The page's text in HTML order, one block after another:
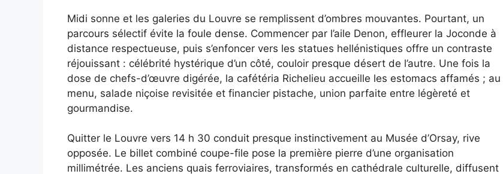
Midi sonne et les galeries du Louvre se remplissent d’ombres mouvantes. Pourtant, un
parcours sélectif évite la foule dense. Commencer par l’aile Denon, effleurer la Joconde à
distance respectueuse, puis s’enfoncer vers les statues hellénistiques offre un contraste
réjouissant : célébrité hystérique d’un côté, couloir presque désert de l’autre. Une fois la
dose de chefs-d’œuvre digérée, la cafétéria Richelieu accueille les estomacs affamés ; au
menu, salade niçoise revisitée et financier pistache, union parfaite entre légèreté et
gourmandise.
Quitter le Louvre vers 14 h 30 conduit presque instinctivement au Musée d’Orsay, rive
opposée. Le billet combiné coupe-file pose la première pierre d’une organisation
millimétrée. Les anciens quais ferroviaires, transformés en cathédrale culturelle, diffusent